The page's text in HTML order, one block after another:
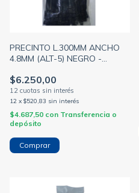
PRECINTO L.300MM ANCHO
4.8MM (ALT-5) NEGRO -
$6.250,00
12 x $520,83 sin interés
$4.687,50 con Transferencia o
depósito